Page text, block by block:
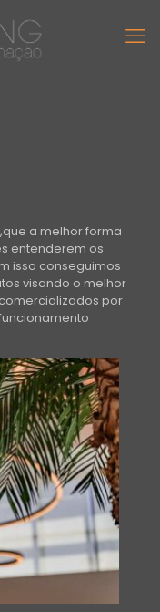
a melhor forma
entenderem os
isso conseguimos
visando o melhor
por